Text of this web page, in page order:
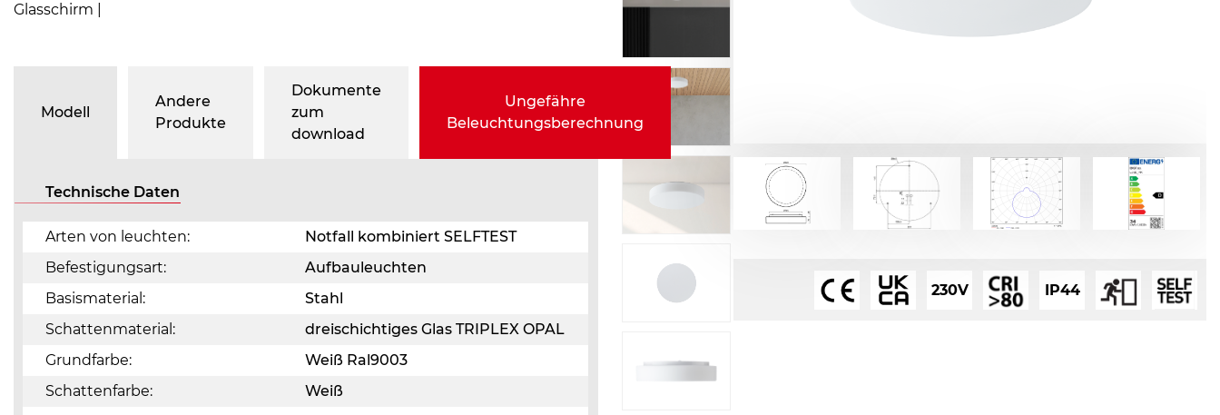
Glasschirm |
Modell
Andere
Produkte
Dokumente
zum
download
Ungefähre
Beleuchtungsberechnung
Technische Daten
Arten von leuchten:
Notfall kombiniert SELFTEST
Befestigungsart:
Aufbauleuchten
Basismaterial:
Stahl
Schattenmaterial:
dreischichtiges Glas TRIPLEX OPAL
Grundfarbe:
Weiß Ral9003
Schattenfarbe:
Weiß
230V IP44